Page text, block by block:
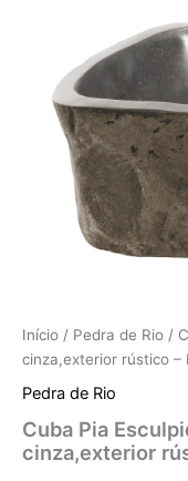
Início / Pedra de Rio /
cinza,exterior rústico –
Pedra de Rio
Cuba Pia
cinza,exterior